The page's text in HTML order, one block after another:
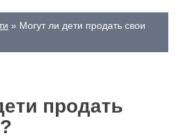
Могут ли дети продать свои
продать